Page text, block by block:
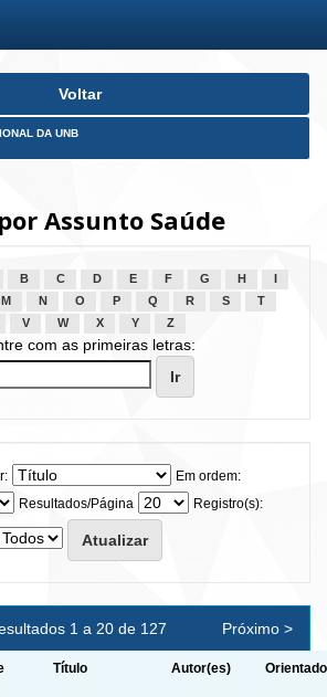
Voltar
DA UNB
Assunto Saúde
B C D E F G H
M N O P Q R S
T
V W X Y Z
com as primeiras letras:
Em ordem:
Resultados/Página
Registro(s):
1 a 20 de 127 Próximo >
Título Autor(es)